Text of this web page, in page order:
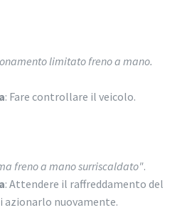
limitato freno a mano.
: Fare controllare il veicolo.
freno a mano surriscaldato".
: Attendere il raffreddamento del
azionarlo nuovamente.